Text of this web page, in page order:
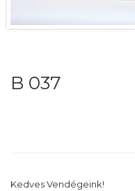
B 037
Kedves Vendégeink!